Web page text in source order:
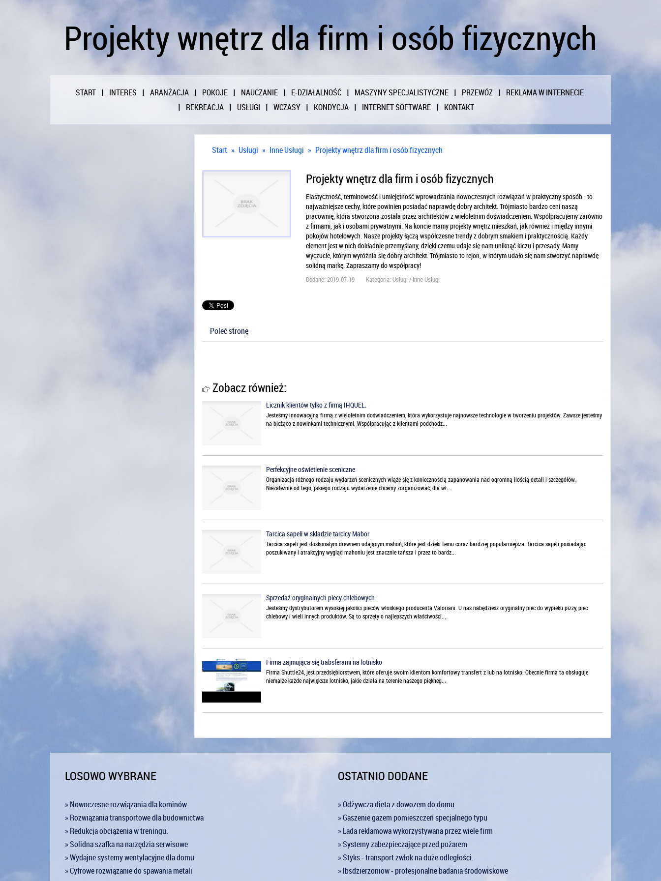
Projekty wnętrz dla firm i osób fizycznych
START INTERES ARANŻACJA POKOJE NAUCZANIE E-DZIAŁALNOŚĆ MASZYNY SPECJALISTYCZNE PRZEWÓZ
REKLAMA W INTERNECIE
REKREACJA
USŁUGI WCZASY KONDYCJA INTERNET SOFTWARE KONTAKT
Start » Usługi » Inne Usługi » Projekty wnętrz dla firm i osób fizycznych
Projekty wnętrz dla firm i osób fizycznych
Elastyczność, terminowość i umiejętność wprowadzania nowoczesnych rozwiązań w praktyczny sposób - to
najważniejsze cechy, które powinien posiadać naprawdę dobry architekt. Trójmiasto bardzo ceni naszą
pracownię, która stworzona została przez architektów z wieloletnim doświadczeniem. Współpracujemy zarówno
z firmami, jak i osobami prywatnymi. Na koncie mamy projekty wnętrz mieszkań, jak również i między innymi
pokojów hotelowych. Nasze projekty łączą współczesne trendy z dobrym smakiem i praktycznością. Każdy
element jest w nich dokładnie przemyślany, dzięki czemu udaje się nam uniknąć kiczu i przesady. Mamy
wyczucie, którym wyróżnia się dobry architekt. Trójmiasto to rejon, w którym udało się nam stworzyć naprawdę
solidną markę. Zapraszamy do współpracy!
Dodane: 2019-07-19 Kategoria: Usługi / Inne Usługi
Poleć stronę
Zobacz również:
Licznik klientów tylko z firmą IHQUEL.
Jesteśmy innowacyjną firmą z wieloletnim doświadczeniem, która wykorzystuje najnowsze technologie w tworzeniu projektów. Zawsze jesteśmy
na bieżąco z nowinkami technicznymi. Współpracując z klientami podchodz...
Perfekcyjne oświetlenie sceniczne
Organizacja różnego rodzaju wydarzeń scenicznych wiąże się z koniecznością zapanowania nad ogromną ilością detali i szczegółów.
Niezależnie od tego, jakiego rodzaju wydarzenie chcemy zorganizować, dla wł...
Tarcica sapeli w składzie tarcicy Mabor
Tarcica sapeli jest doskonałym drewnem udającym mahoń, które jest dzięki temu coraz bardziej popularniejsza. Tarcica sapeli posiadając
poszukiwany i atrakcyjny wygląd mahoniu jest znacznie tańsza i przez to bardz...
Sprzedaż oryginalnych piecy chlebowych
Jesteśmy dystrybutorem wysokiej jakości pieców włoskiego producenta Valoriani. U nas nabędziesz oryginalny piec do wypieku pizzy, piec
chlebowy i wieli innych produktów. Są to sprzęty o najlepszych właściwości...
Firma zajmująca się trabsferami na lotnisko
Firma Shuttle24, jest przedsiębiorstwem, które oferuje swoim klientom komfortowy transfert z lub na lotnisko. Obecnie firma ta obsługuje
niemalże każde największe lotnisko, jakie działa na terenie naszego piękneg...
LOSOWO WYBRANE
» Nowoczesne rozwiązania dla kominów
» Rozwiązania transportowe dla budownictwa
» Redukcja obciążenia w treningu.
» Solidna szafka na narzędzia serwisowe
» Wydajne systemy wentylacyjne dla domu
» Cyfrowe rozwiązanie do spawania metali
OSTATNIO DODANE
» Odżywcza dieta z dowozem do domu
» Gaszenie gazem pomieszczeń specjalnego typu
» Lada reklamowa wykorzystywana przez wiele firm
» Systemy zabezpieczające przed pożarem
» Styks - transport zwłok na duże odległości.
» lbsdzierzoniow - profesjonalne badania środowiskowe